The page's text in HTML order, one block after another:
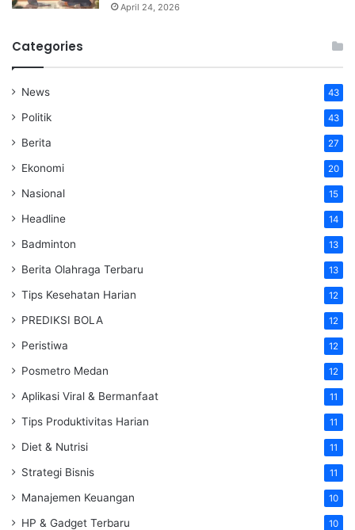
April 24, 2026
Categories
News 43
Politik 43
Berita 27
Ekonomi 20
Nasional 15
Headline 14
Badminton 13
Berita Olahraga Terbaru 13
Tips Kesehatan Harian 12
PREDIKSI BOLA 12
Peristiwa 12
Posmetro Medan 12
Aplikasi Viral & Bermanfaat 11
Tips Produktivitas Harian 11
Diet & Nutrisi 11
Strategi Bisnis 11
Manajemen Keuangan 10
HP & Gadget Terbaru 10